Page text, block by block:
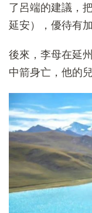
了呂端的建議，
延安），優待有加
後來，李母在延
中箭身亡，他的